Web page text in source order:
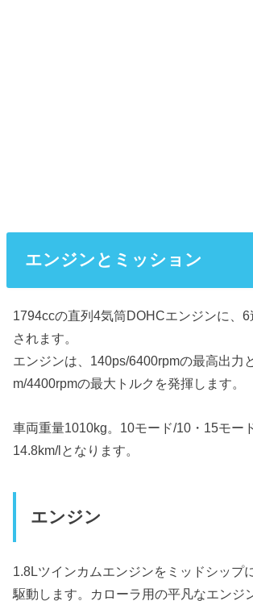
エンジンとミッション
1794ccの直列4気筒DOHCエンジンに、
されます。
エンジンは、140ps/6400rpmの最高出力
m/4400rpmの最大トルクを発揮します。
車両重量1010kg。10モード/10・15モー
14.8km/lとなります。
エンジン
1.8Lツインカムエンジンをミッドシップ
駆動します。カローラ用の平凡なエンジ